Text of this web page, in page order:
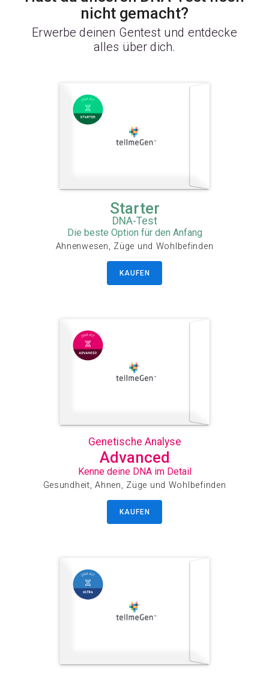
nicht gemacht?
Erwerbe deinen Gentest und entdecke
alles über dich.
Starter
DNA-Test
Die beste Option für den Anfang
Ahnenwesen, Züge und Wohlbefinden
KAUFEN
Genetische Analyse
Advanced
Kenne deine DNA im Detail
Gesundheit, Ahnen, Züge und Wohlbefinden
KAUFEN